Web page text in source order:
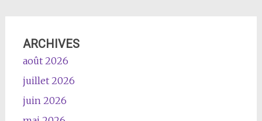
ARCHIVES
août 2026
juillet 2026
juin 2026